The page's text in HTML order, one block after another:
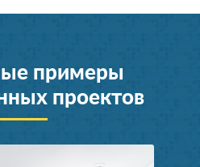
примеры
проектов